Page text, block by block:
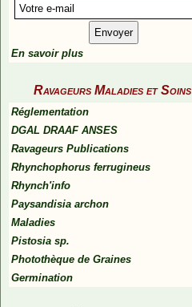
En savoir plus
Ravageurs Maladies et Soins
Réglementation
DGAL DRAAF ANSES
Ravageurs Publications
Rhynchophorus ferrugineus
Rhynch'info
Paysandisia archon
Maladies
Pistosia sp.
Photothèque de Graines
Germination